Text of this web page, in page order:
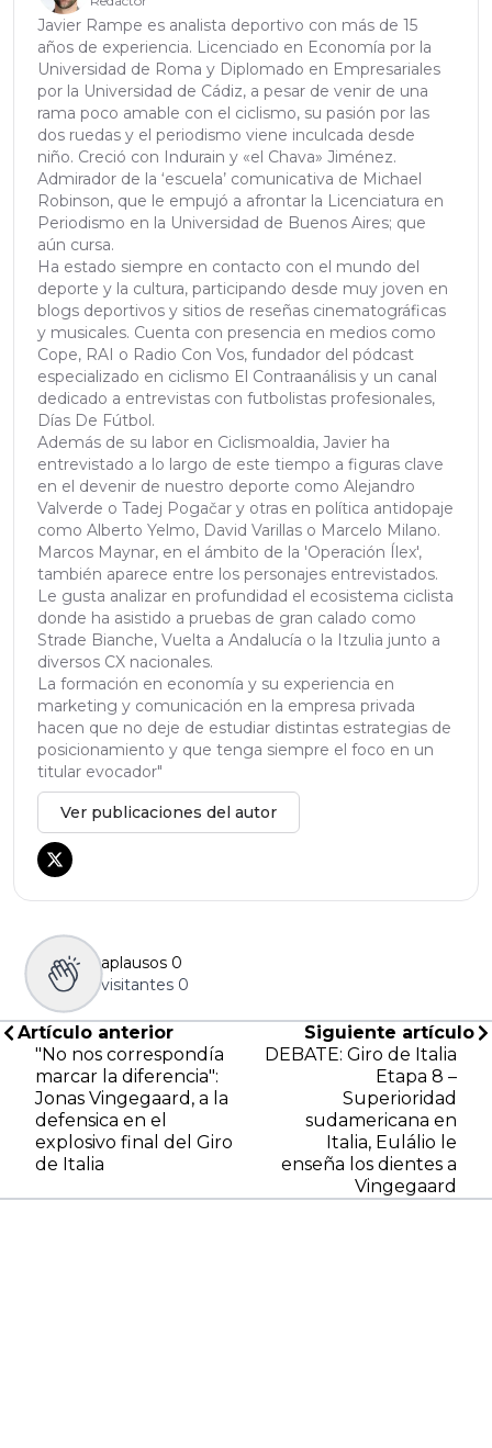
Javier Rampe es analista deportivo con más de 15
años de experiencia. Licenciado en Economía por la
Universidad de Roma y Diplomado en Empresariales
por la Universidad de Cádiz, a pesar de venir de una
rama poco amable con el ciclismo, su pasión por las
dos ruedas y el periodismo viene inculcada desde
niño. Creció con Indurain y «el Chava» Jiménez.
Admirador de la ‘escuela’ comunicativa de Michael
Robinson, que le empujó a afrontar la Licenciatura en
Periodismo en la Universidad de Buenos Aires; que
aún cursa.
Ha estado siempre en contacto con el mundo del
deporte y la cultura, participando desde muy joven en
blogs deportivos y sitios de reseñas cinematográficas
y musicales. Cuenta con presencia en medios como
Cope, RAI o Radio Con Vos, fundador del pódcast
especializado en ciclismo El Contraanálisis y un canal
dedicado a entrevistas con futbolistas profesionales,
Días De Fútbol.
Además de su labor en Ciclismoaldia, Javier ha
entrevistado a lo largo de este tiempo a figuras clave
en el devenir de nuestro deporte como Alejandro
Valverde o Tadej Pogačar y otras en política antidopaje
como Alberto Yelmo, David Varillas o Marcelo Milano.
Marcos Maynar, en el ámbito de la 'Operación Ílex',
también aparece entre los personajes entrevistados.
Le gusta analizar en profundidad el ecosistema ciclista
donde ha asistido a pruebas de gran calado como
Strade Bianche, Vuelta a Andalucía o la Itzulia junto a
diversos CX nacionales.
La formación en economía y su experiencia en
marketing y comunicación en la empresa privada
hacen que no deje de estudiar distintas estrategias de
posicionamiento y que tenga siempre el foco en un
titular evocador"
Ver publicaciones del autor
aplausos 0
visitantes 0
Artículo anterior
"No nos correspondía
marcar la diferencia":
Jonas Vingegaard, a la
defensica en el
explosivo final del Giro
de Italia
Siguiente artículo
DEBATE: Giro de Italia
Etapa 8 –
Superioridad
sudamericana en
Italia, Eulálio le
enseña los dientes a
Vingegaard